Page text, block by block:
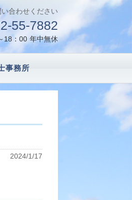
合わせください
55-7882
18：00 年中無休
事務所
2024/1/17